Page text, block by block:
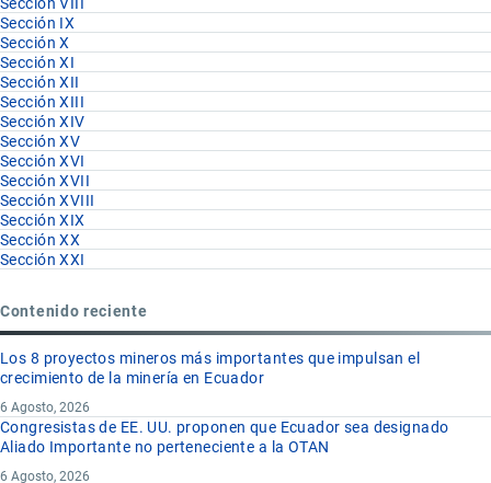
Sección IX
Sección X
Sección XI
Sección XII
Sección XIII
Sección XIV
Sección XV
Sección XVI
Sección XVII
Sección XVIII
Sección XIX
Sección XX
Sección XXI
Contenido reciente
Los 8 proyectos mineros más importantes que impulsan el
crecimiento de la minería en Ecuador
6 Agosto, 2026
Congresistas de EE. UU. proponen que Ecuador sea designado
Aliado Importante no perteneciente a la OTAN
6 Agosto, 2026